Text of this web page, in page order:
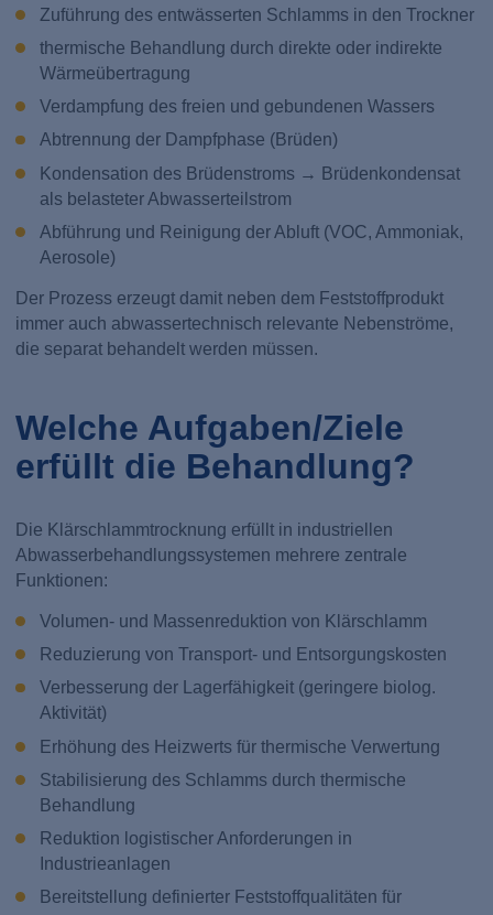
Zuführung des entwässerten Schlamms in den Trockner
thermische Behandlung durch direkte oder indirekte
Wärmeübertragung
Verdampfung des freien und gebundenen Wassers
Abtrennung der Dampfphase (Brüden)
Kondensation des Brüdenstroms → Brüdenkondensat
als belasteter Abwasserteilstrom
Abführung und Reinigung der Abluft (VOC, Ammoniak,
Aerosole)
Der Prozess erzeugt damit neben dem Feststoffprodukt
immer auch abwassertechnisch relevante Nebenströme,
die separat behandelt werden müssen.
Welche Aufgaben/Ziele
erfüllt die Behandlung?
Die Klärschlammtrocknung erfüllt in industriellen
Abwasserbehandlungssystemen mehrere zentrale
Funktionen:
Volumen- und Massenreduktion von Klärschlamm
Reduzierung von Transport- und Entsorgungskosten
Verbesserung der Lagerfähigkeit (geringere biolog.
Aktivität)
Erhöhung des Heizwerts für thermische Verwertung
Stabilisierung des Schlamms durch thermische
Behandlung
Reduktion logistischer Anforderungen in
Industrieanlagen
Bereitstellung definierter Feststoffqualitäten für